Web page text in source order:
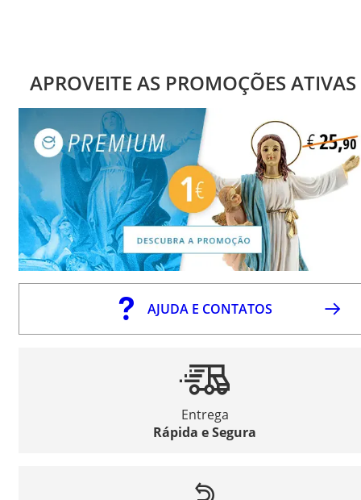
APROVEITE AS PROMOÇÕES ATIVAS
AJUDA E CONTATOS
Entrega
Rápida e Segura